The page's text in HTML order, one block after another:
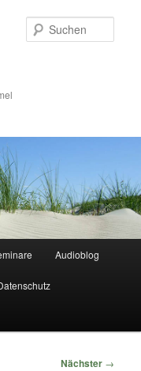
Audioblog
Nächster →